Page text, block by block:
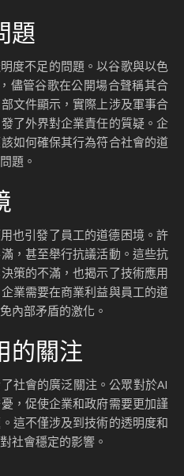
題
度不足的問題。以谷歌與以色
儘管谷歌在公開場合聲稱其合
文件顯示，實際上涉及軍事合
了外界對企業責任的質疑。企
如何確保其行為符合社會的道
題。
也引發了員工的道德困境。許
，甚至舉行抗議活動。這些抗
策的不滿，也揭示了技術應用
業需要在商業利益與員工的道
內部矛盾的激化。
的關注
社會的廣泛關注。公眾對於AI
，促使企業和政府需要更加謹
這不僅涉及到技術的透明度和
社會穩定的影響。